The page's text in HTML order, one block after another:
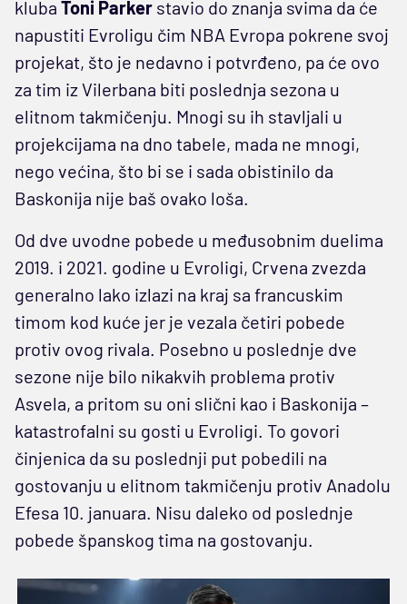
kluba Toni Parker stavio do znanja svima da će
napustiti Evroligu čim NBA Evropa pokrene svoj
projekat, što je nedavno i potvrđeno, pa će ovo
za tim iz Vilerbana biti poslednja sezona u
elitnom takmičenju. Mnogi su ih stavljali u
projekcijama na dno tabele, mada ne mnogi,
nego većina, što bi se i sada obistinilo da
Baskonija nije baš ovako loša.
Od dve uvodne pobede u međusobnim duelima
2019. i 2021. godine u Evroligi, Crvena zvezda
generalno lako izlazi na kraj sa francuskim
timom kod kuće jer je vezala četiri pobede
protiv ovog rivala. Posebno u poslednje dve
sezone nije bilo nikakvih problema protiv
Asvela, a pritom su oni slični kao i Baskonija –
katastrofalni su gosti u Evroligi. To govori
činjenica da su poslednji put pobedili na
gostovanju u elitnom takmičenju protiv Anadolu
Efesa 10. januara. Nisu daleko od poslednje
pobede španskog tima na gostovanju.